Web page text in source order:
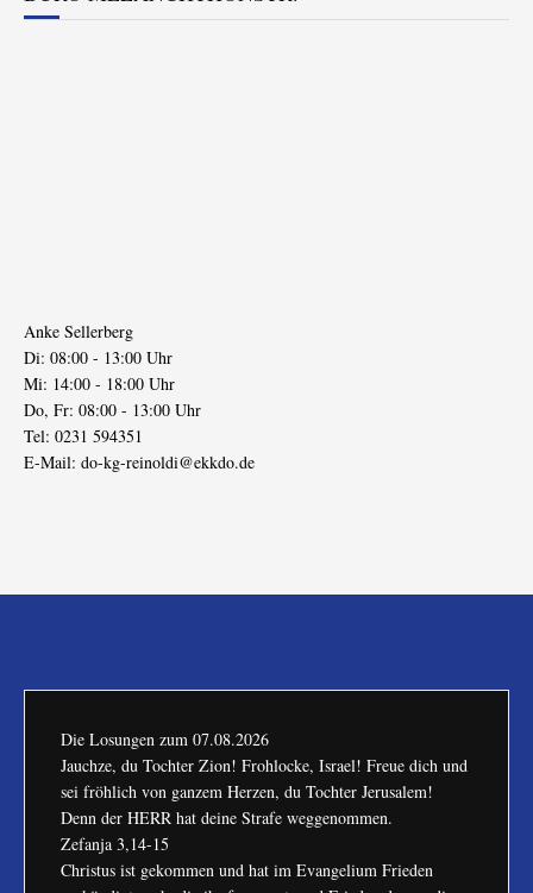
Anke Sellerberg
Di: 08:00 - 13:00 Uhr
Mi: 14:00 - 18:00 Uhr
Do, Fr: 08:00 - 13:00 Uhr
Tel: 0231 594351
E-Mail: do-kg-reinoldi@ekkdo.de
Die Losungen zum 07.08.2026
Jauchze, du Tochter Zion! Frohlocke, Israel! Freue dich und
sei fröhlich von ganzem Herzen, du Tochter Jerusalem!
Denn der HERR hat deine Strafe weggenommen.
Zefanja 3,14-15
Christus ist gekommen und hat im Evangelium Frieden